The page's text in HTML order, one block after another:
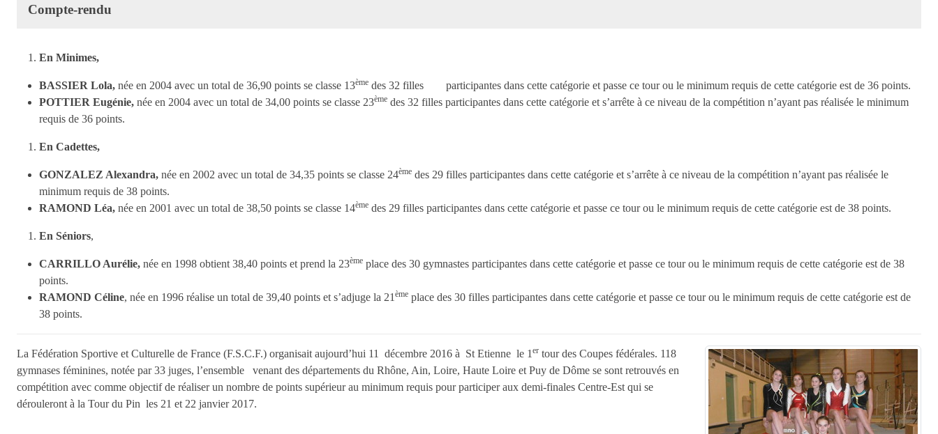
Compte-rendu
En Minimes,
BASSIER Lola, née en 2004 avec un total de 36,90 points se classe 13ème des 32 filles participantes dans cette catégorie et passe ce tour ou le minimum requis de cette catégorie est de 36 points.
POTTIER Eugénie, née en 2004 avec un total de 34,00 points se classe 23ème des 32 filles participantes dans cette catégorie et s’arrête à ce niveau de la compétition n’ayant pas réalisée le minimum
requis de 36 points.
En Cadettes,
GONZALEZ Alexandra, née en 2002 avec un total de 34,35 points se classe 24ème des 29 filles participantes dans cette catégorie et s’arrête à ce niveau de la compétition n’ayant pas réalisée le
minimum requis de 38 points.
RAMOND Léa, née en 2001 avec un total de 38,50 points se classe 14ème des 29 filles participantes dans cette catégorie et passe ce tour ou le minimum requis de cette catégorie est de 38 points.
En Séniors,
CARRILLO Aurélie, née en 1998 obtient 38,40 points et prend la 23ème place des 30 gymnastes participantes dans cette catégorie et passe ce tour ou le minimum requis de cette catégorie est de 38
points.
RAMOND Céline, née en 1996 réalise un total de 39,40 points et s’adjuge la 21 ème place des 30 filles participantes dans cette catégorie et passe ce tour ou le minimum requis de cette catégorie est de
38 points.
La Fédération Sportive et Culturelle de France (F.S.C.F.) organisait aujourd’hui 11 décembre 2016 à St Etienne le 1 er tour des Coupes fédérales. 118
gymnases féminines, notée par 33 juges, l’ensemble venant des départements du Rhône, Ain, Loire, Haute Loire et Puy de Dôme se sont retrouvés en
compétition avec comme objectif de réaliser un nombre de points supérieur au minimum requis pour participer aux demi-finales Centre-Est qui se
dérouleront à la Tour du Pin les 21 et 22 janvier 2017.